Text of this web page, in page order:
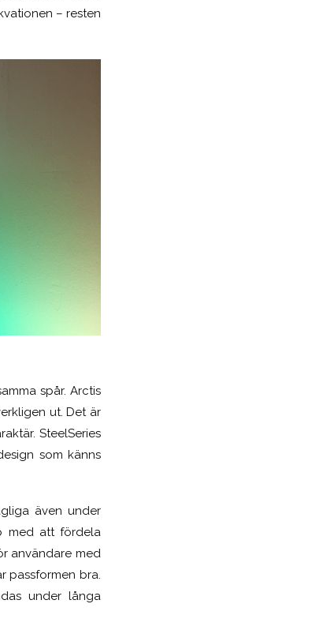
– resten
spår. Arctis
ut. Det är
SteelSeries
som känns
även under
med att fördela
användare med
passformen bra.
under långa